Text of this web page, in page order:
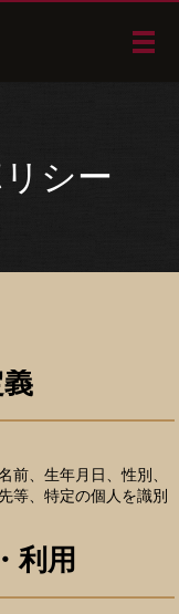
メ
シー
前、生年月日、性別、
等、特定の個人を識別
利用